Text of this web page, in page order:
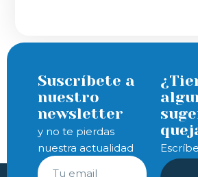
Suscríbete a
nuestro
newsletter
y no te pierdas
nuestra actualidad